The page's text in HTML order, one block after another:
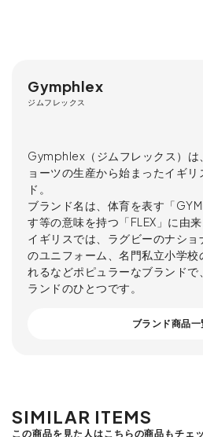
Gymphlex
ジムフレックス
Gymphlex（ジムフレックス）は
ョーツの生産から始まったイギ
ド。
ブランド名は、体育を表す「
す等の意味を持つ「FLEX」に由来
イギリスでは、ラグビーのナシ
のユニフォーム、名門私立小学校
れるなどポピュラーなブランド
ランドのひとつです。
ブランド商品
SIMILAR ITEMS
この商品を見た人はこちらの商品もチェ